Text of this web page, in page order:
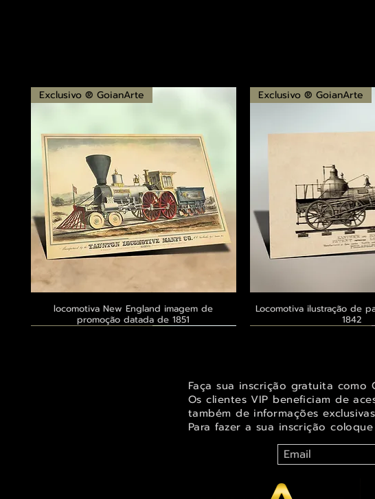
Visualização rápida
Exclusivo ® GoianArte
locomotiva New England imagem de
promoção datada de 1851
Visualização
Exclusivo ® GoianArte
Locomotiva ilustração de
1842
Faça sua inscrição gratuita como
Os clientes VIP beneficiam de
também de informações
Para fazer a sua inscrição